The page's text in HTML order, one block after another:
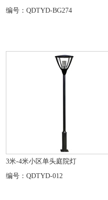
编号：QDTYD-BG274
3米-4米小区单头庭院灯
编号：QDTYD-012